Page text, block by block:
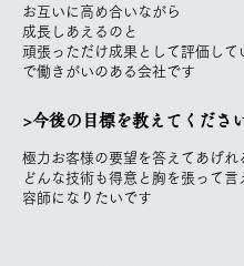
お互いに高め合いながら
成長しあえるのと
頑張っただけ成果として評価して
で働きがいのある会社です
>今後の目標を教えてくださ
極力お客様の要望を答えてあげれ
どんな技術も得意と胸を張って言
容師になりたいです